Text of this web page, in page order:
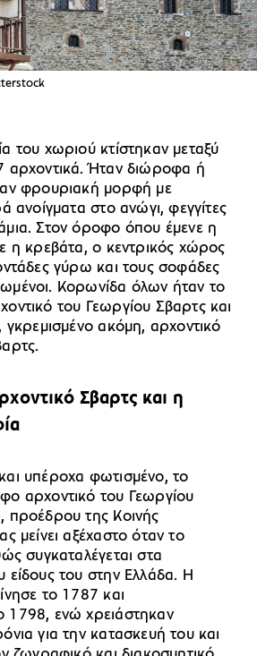
του χωριού κτίστηκαν μεταξύ
αρχοντικά. Ήταν διώροφα ή
φρουριακή μορφή με
ανοίγματα στο ανώγι, φεγγίτες
Στον όροφο όπου έμενε η
η κρεβάτα, ο κεντρικός χώρος
γύρω και τους σοφάδες
Κορωνίδα όλων ήταν το
του Γεωργίου Σβαρτς και
γκρεμισμένο ακόμη, αρχοντικό
Σβαρτς και η
υπέροχα φωτισμένο, το
αρχοντικό του Γεωργίου
προέδρου της Κοινής
μείνει αξέχαστο όταν το
συγκαταλέγεται στα
είδους του στην Ελλάδα. Η
το 1787 και
1798, ενώ χρειάστηκαν
για την κατασκευή του και